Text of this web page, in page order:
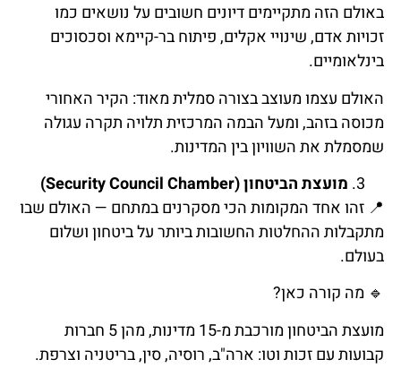
באולם הזה מתקיימים דיונים חשובים על נושאים כמו
זכויות אדם, שינויי אקלים, פיתוח בר-קיימא וסכסוכים
בינלאומיים.
האולם עצמו מעוצב בצורה סמלית מאוד: הקיר האחורי
מכוסה בזהב, ומעל הבמה המרכזית תלויה תקרה עגולה
שמסמלת את השוויון בין המדינות.
מועצת הביטחון (Security Council Chamber)
📍 זהואחדהמקומותהכימסקרניםבמתחם —האולם שבו
מתקבלותההחלטותהחשובותביותרעלביטחוןושלום
בעולם.
🔹 מה קורה כאן?
מועצת הביטחון מורכבת מ-15 מדינות, מהן 5 חברות
קבועות עם זכות וטו: ארה"ב, רוסיה, סין, בריטניה וצרפת.